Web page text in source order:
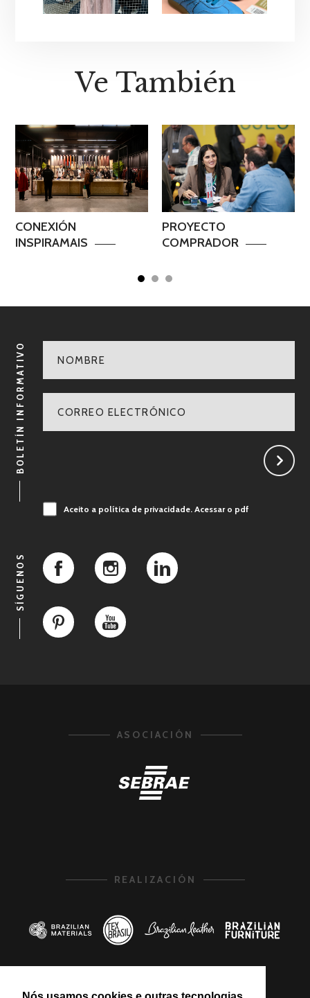
Ve También
CONEXIÓN
INSPIRAMAIS
PROYECTO
COMPRADOR
BOLETÍN INFORMATIVO
Aceito a política de privacidade.Acessar o pdf
SÍGUENOS
ASOCIACIÓN
REALIZACIÓN